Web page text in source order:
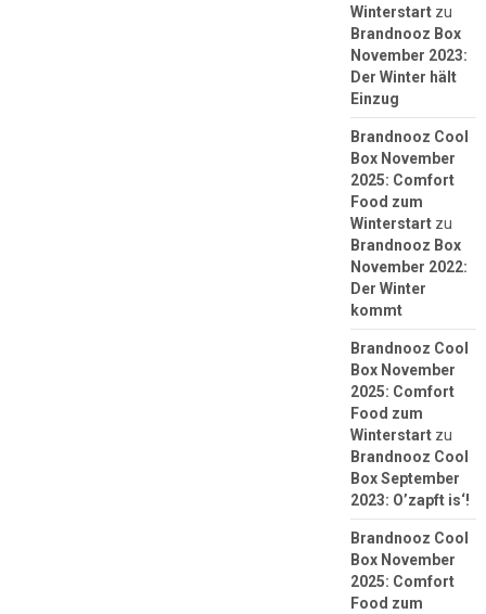
Winterstartzu
Brandnooz Box
November 2023:
Der Winter hält
Einzug
Brandnooz Cool
Box November
2025: Comfort
Food zum
Winterstartzu
Brandnooz Box
November 2022:
Der Winter
kommt
Brandnooz Cool
Box November
2025: Comfort
Food zum
Winterstartzu
Brandnooz Cool
Box September
2023: O’zapft is‘!
Brandnooz Cool
Box November
2025: Comfort
Food zum